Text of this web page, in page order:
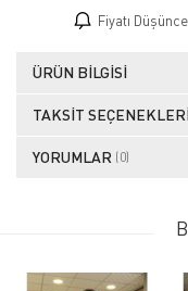
Fiyatı
ÜRÜN BILGISI
TAKSIT SEÇENEKLERI
YORUMLAR (0)